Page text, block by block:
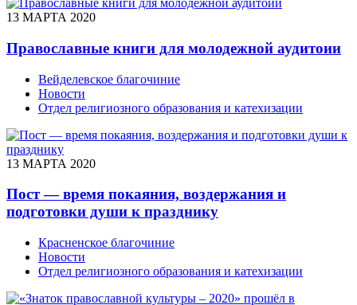
13 МАРТА 2020
Православные книги для молодежной аудитоии
Вейделевское благочиние
Новости
Отдел религиозного образования и катехизации
13 МАРТА 2020
Пост — время покаяния, воздержания и
подготовки души к празднику
Красненское благочиние
Новости
Отдел религиозного образования и катехизации